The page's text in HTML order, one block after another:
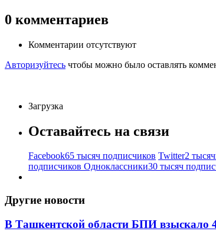
0 комментариев
Комментарии отсутствуют
Авторизуйтесь чтобы можно было оставлять
Загрузка
Оставайтесь на связи
Facebook65 тысяч подписчиков Twitter2
подписчиков Одноклассники30 тысяч
Другие новости
В Ташкентской области БПИ взыскало